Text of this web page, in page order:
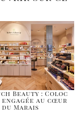
Beauty : Coloc
engagée au cœur
du Marais